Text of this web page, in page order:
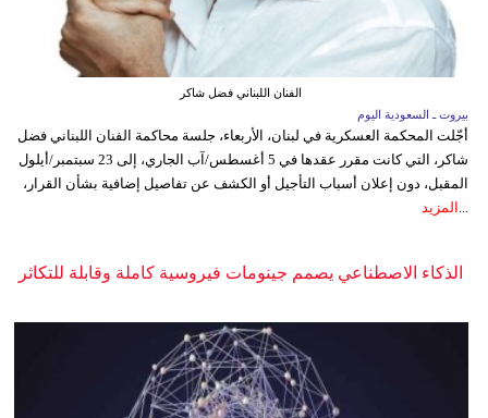
الفنان اللبناني فضل شاكر
بيروت ـ السعودية اليوم
أجّلت المحكمة العسكرية في لبنان، الأربعاء، جلسة محاكمة الفنان اللبناني فضل
شاكر، التي كانت مقرر عقدها في 5 أغسطس/آب الجاري، إلى 23 سبتمبر/أيلول
المقبل، دون إعلان أسباب التأجيل أو الكشف عن تفاصيل إضافية بشأن القرار،
المزيد
الذكاء الاصطناعي يصمم جينومات فيروسية كاملة وقابلة للتكاثر